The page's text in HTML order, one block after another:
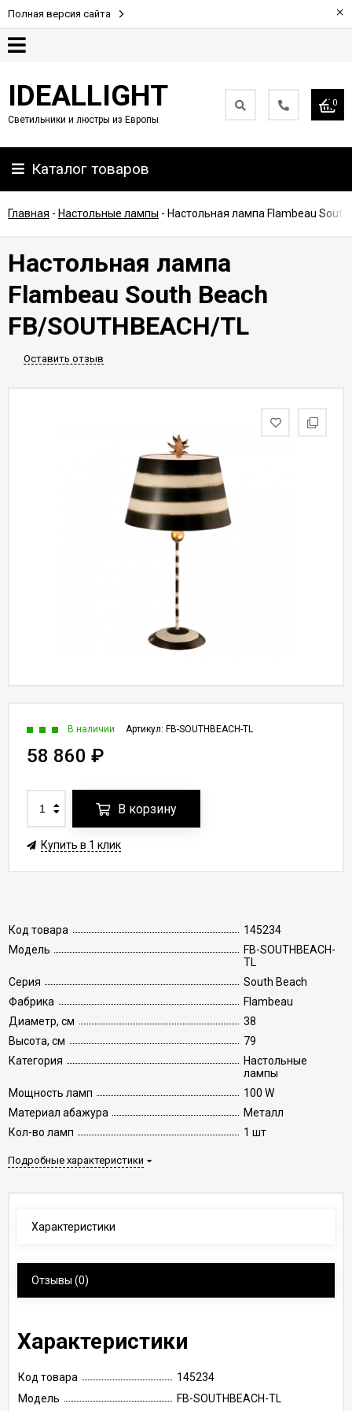
Полная версия сайта ×
Партнерам
Доставка
IDEALLIGHT
Светильники и люстры из Европы
0
Каталог товаров
Главная - Настольные лампы - Настольная лампа Flambeau South
Настольная лампа
Flambeau South Beach
FB/SOUTHBEACH/TL
Оставить отзыв
Код товара
145234
Модель
FB-SOUTHBEACH-
TL
Серия
South Beach
Фабрика
Flambeau
Диаметр, см
38
Высота, см
79
Категория
Настольные
лампы
Мощность ламп
100 W
Материал абажура
Металл
Кол-во ламп
1 шт
Подробные характеристики
Артикул: FB-SOUTHBEACH-TL
В наличии
58 860 ₽
В корзину
Купить в 1 клик
Характеристики
Отзывы (0)
Характеристики
Код товара
145234
Модель
FB-SOUTHBEACH-TL